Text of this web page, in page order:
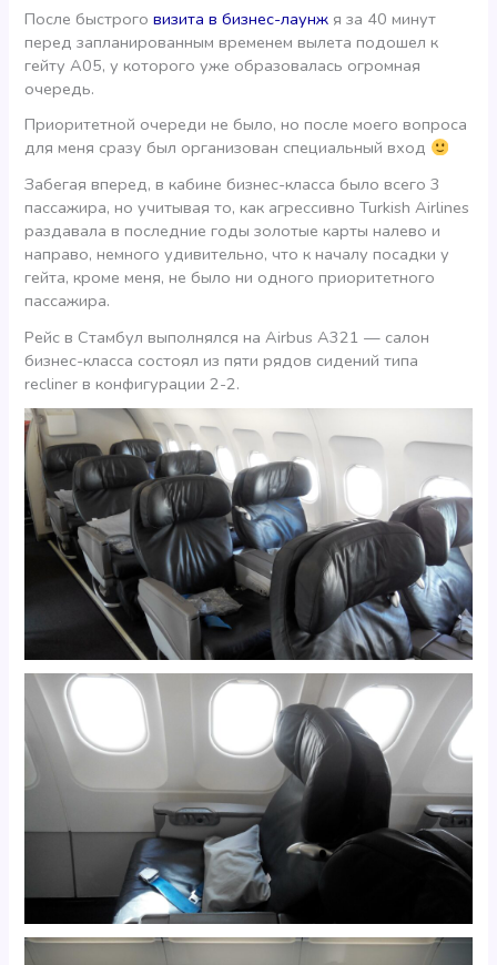
После быстроговизита в бизнес-лаунж я за 40 минут
перед запланированным временем вылета подошел к
гейту А05, у которого уже образовалась огромная
очередь.
Приоритетной очереди не было, но после моего вопроса
для меня сразу был организован специальный вход
Забегая вперед, в кабине бизнес-класса было всего 3
пассажира, но учитывая то, как агрессивно Turkish Airlines
раздавала в последние годы золотые карты налево и
направо, немного удивительно, что к началу посадки у
гейта, кроме меня, не было ни одного приоритетного
пассажира.
Рейс в Стамбул выполнялся на Airbus A321 — салон
бизнес-класса состоял из пяти рядов сидений типа
recliner в конфигурации 2-2.